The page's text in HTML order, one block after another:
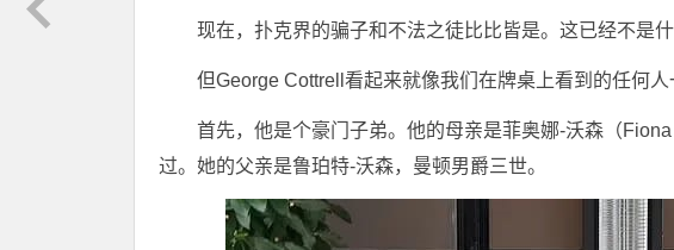
现在，扑克界的骗子和不法之徒比比皆是。这已经不是什
但George Cottrell看起来就像我们在牌桌上看到的任何人
首先，他是个豪门子弟。他的母亲是菲奥娜-沃森（
过。她的父亲是鲁珀特-沃森，曼顿男爵三世。